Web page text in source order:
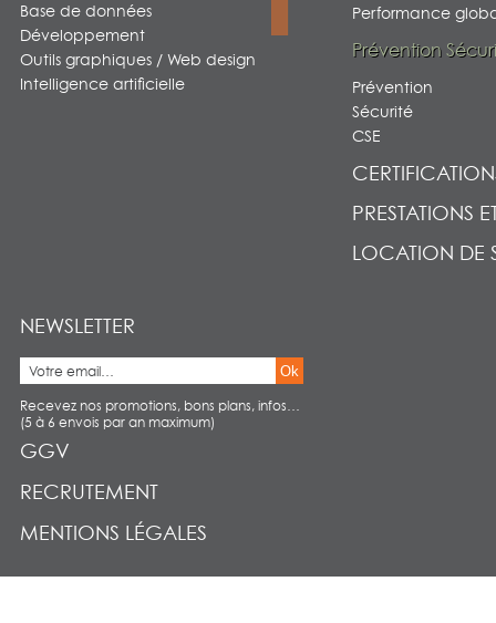
Base de données
Développement
Outils graphiques / Web design
Intelligence artificielle
Performance
Prévention
Prévention
Sécurité
CSE
PRESTATIONS
LOCATION DE
NEWSLETTER
Ok
Recevez nos promotions, bons plans, infos…
(5 à 6 envois par an maximum)
RECRUTEMENT
MENTIONS LÉGALES
GGV